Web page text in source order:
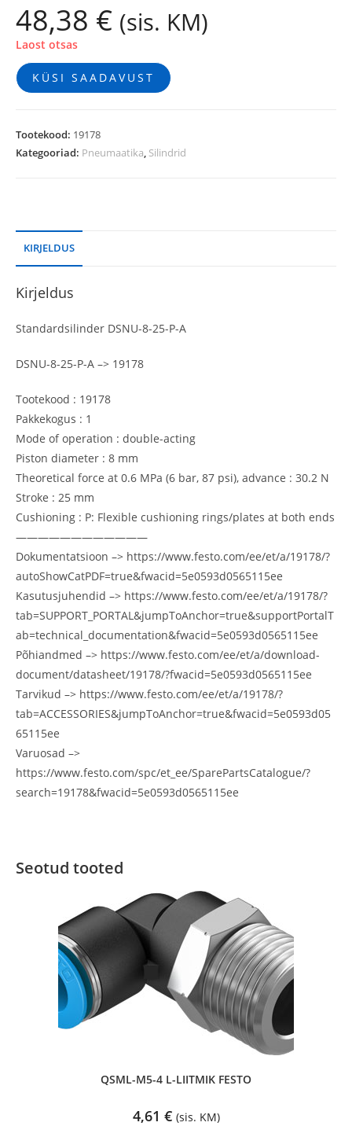
48,38 € (sis. KM)
Laost otsas
KÜSI SAADAVUST
Tootekood: 19178
Kategooriad: Pneumaatika, Silindrid
KIRJELDUS
Kirjeldus
Standardsilinder DSNU-8-25-P-A
DSNU-8-25-P-A –> 19178
Tootekood : 19178
Pakkekogus : 1
Mode of operation : double-acting
Piston diameter : 8 mm
Theoretical force at 0.6 MPa (6 bar, 87 psi), advance : 30.2 N
Stroke : 25 mm
Cushioning : P: Flexible cushioning rings/plates at both ends
————————————
Dokumentatsioon –> https://www.festo.com/ee/et/a/19178/?
autoShowCatPDF=true&fwacid=5e0593d0565115ee
Kasutusjuhendid –> https://www.festo.com/ee/et/a/19178/?
tab=SUPPORT_PORTAL&jumpToAnchor=true&supportPortalT
ab=technical_documentation&fwacid=5e0593d0565115ee
Põhiandmed –> https://www.festo.com/ee/et/a/download-
document/datasheet/19178/?fwacid=5e0593d0565115ee
Tarvikud –> https://www.festo.com/ee/et/a/19178/?
tab=ACCESSORIES&jumpToAnchor=true&fwacid=5e0593d05
65115ee
Varuosad –>
https://www.festo.com/spc/et_ee/SparePartsCatalogue/?
search=19178&fwacid=5e0593d0565115ee
Seotud tooted
QSML-M5-4 L-LIITMIK FESTO
4,61 € (sis. KM)